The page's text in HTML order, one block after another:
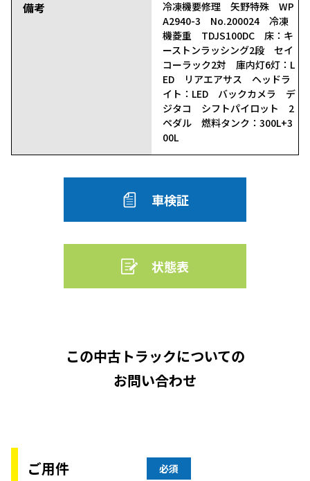
備考
冷凍機要修理 矢野特殊 WP
A2940-3 No.200024 冷凍
機菱重 TDJS100DC 床：キ
ーストンラッシング2段 セイ
コーラック2対 庫内灯6灯：L
ED リアエアサス ヘッドラ
イト：LED バックカメラ デ
ジタコ シフトパイロット 2
ペダル 燃料タンク：300L+3
00L
車検証
状態表
この中古トラックについての
お問い合わせ
ご用件 必須